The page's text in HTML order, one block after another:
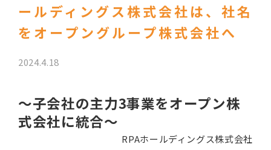
ールディングス株式会社は、社名
をオープングループ株式会社へ
2024.4.18
～子会社の主力3事業をオープン株
式会社に統合～
RPAホールディングス株式会社